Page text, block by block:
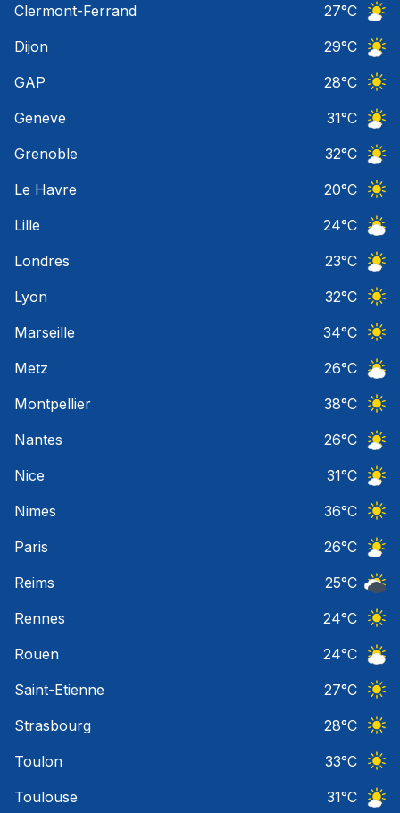
Clermont-Ferrand
27°C
Dijon
29°C
GAP
28°C
Geneve
31°C
Grenoble
32°C
Le Havre
20°C
Lille
24°C
Londres
23°C
Lyon
32°C
Marseille
34°C
Metz
26°C
Montpellier
38°C
Nantes
26°C
Nice
31°C
Nimes
36°C
Paris
26°C
Reims
25°C
Rennes
24°C
Rouen
24°C
Saint-Etienne
27°C
Strasbourg
28°C
Toulon
33°C
Toulouse
31°C